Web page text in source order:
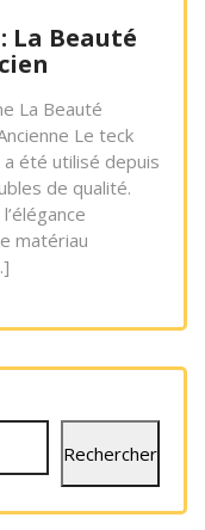
La Beauté
La Beauté
Le teck
été utilisé depuis
de qualité.
matériau
Rechercher